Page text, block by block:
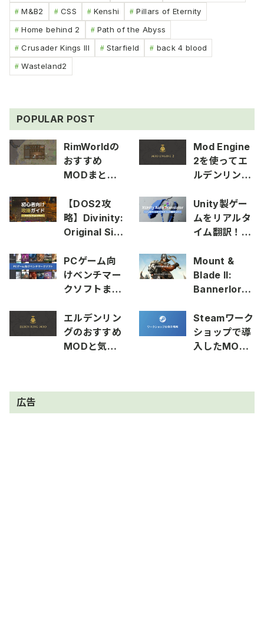
M&B2 CSS Kenshi
Pillars of Eternity
Home behind 2
Path of the Abyss
Crusader Kings III
Starfield
back 4 blood
Wasteland2
POPULAR POST
RimWorldの
おすすめ
MODまとめ
Mod Engine
2を使ってエ
ルデンリング
入する方法
【DOS2攻
略】Divinity:
Original Sin
け攻略ガイド
Unity製ゲー
ムをリアルタ
イム翻訳！
Translator
の使い方
PCゲーム向
けベンチマー
クソフトまと
Mount &
Blade II:
Bannerlord
MODまとめ
エルデンリン
グのおすすめ
MODと気に
Steamワーク
ショップで導
入したMOD
広告